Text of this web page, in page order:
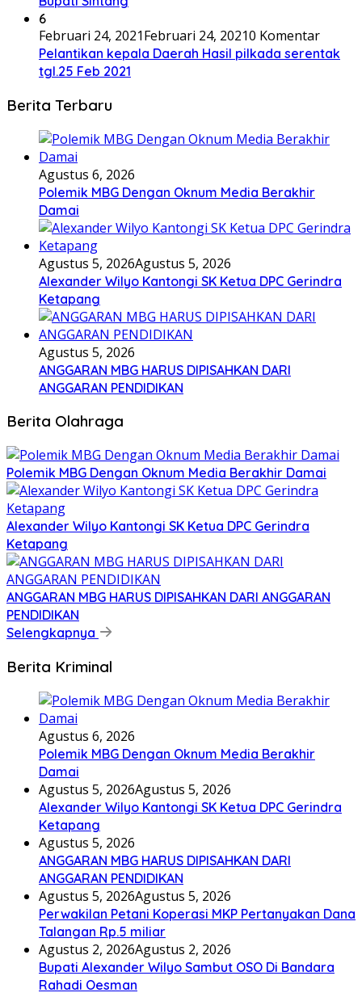
6
Februari 24, 2021Februari 24, 20210 Komentar
Pelantikan kepala Daerah Hasil pilkada serentak
tgl.25 Feb 2021
Berita Terbaru
Agustus 6, 2026
Polemik MBG Dengan Oknum Media Berakhir
Damai
Agustus 5, 2026Agustus 5, 2026
Alexander Wilyo Kantongi SK Ketua DPC Gerindra
Ketapang
Agustus 5, 2026
ANGGARAN MBG HARUS DIPISAHKAN DARI
ANGGARAN PENDIDIKAN
Berita Olahraga
Polemik MBG Dengan Oknum Media Berakhir Damai
Alexander Wilyo Kantongi SK Ketua DPC Gerindra
Ketapang
ANGGARAN MBG HARUS DIPISAHKAN DARI ANGGARAN
PENDIDIKAN
Selengkapnya
Berita Kriminal
Agustus 6, 2026
Polemik MBG Dengan Oknum Media Berakhir
Damai
Agustus 5, 2026Agustus 5, 2026
Alexander Wilyo Kantongi SK Ketua DPC Gerindra
Ketapang
Agustus 5, 2026
ANGGARAN MBG HARUS DIPISAHKAN DARI
ANGGARAN PENDIDIKAN
Agustus 5, 2026Agustus 5, 2026
Perwakilan Petani Koperasi MKP Pertanyakan Dana
Talangan Rp.5 miliar
Agustus 2, 2026Agustus 2, 2026
Bupati Alexander Wilyo Sambut OSO Di Bandara
Rahadi Oesman